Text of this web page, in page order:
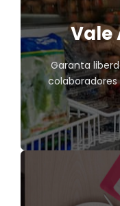
Vale
Garanta